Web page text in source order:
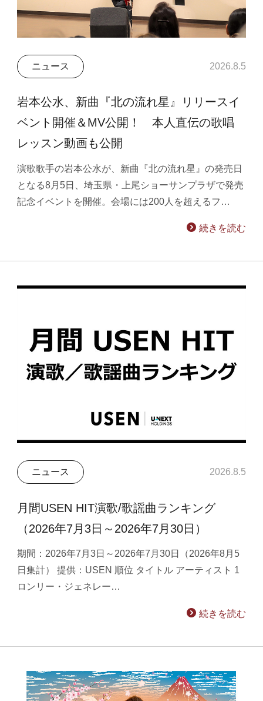
ニュース 2026.8.5
岩本公水、新曲『北の流れ星』リリースイ
ベント開催＆MV公開！ 本人直伝の歌唱
レッスン動画も公開
演歌歌手の岩本公水が、新曲『北の流れ星』の発売日
となる8月5日、埼玉県・上尾ショーサンプラザで発売
記念イベントを開催。会場には200人を超えるフ…
続きを読む
ニュース 2026.8.5
月間USEN HIT演歌/歌謡曲ランキング
（2026年7月3日～2026年7月30日）
期間：2026年7月3日～2026年7月30日（2026年8月5
日集計） 提供：USEN 順位 タイトル アーティスト 1
ロンリー・ジェネレー…
続きを読む